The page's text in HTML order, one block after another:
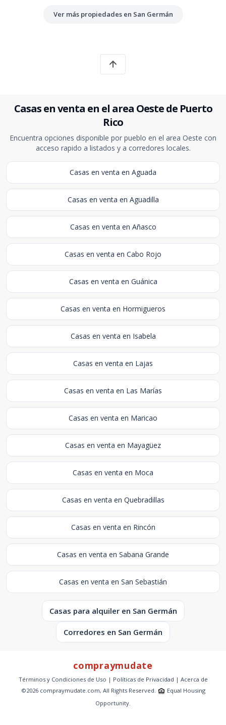
Ver más propiedades en San Germán
Casas en venta en el area Oeste de Puerto
Rico
Encuentra opciones disponible por pueblo en el area Oeste con
acceso rapido a listados y a corredores locales.
Casas en venta en Aguada
Casas en venta en Aguadilla
Casas en venta en Añasco
Casas en venta en Cabo Rojo
Casas en venta en Guánica
Casas en venta en Hormigueros
Casas en venta en Isabela
Casas en venta en Lajas
Casas en venta en Las Marías
Casas en venta en Maricao
Casas en venta en Mayagüez
Casas en venta en Moca
Casas en venta en Quebradillas
Casas en venta en Rincón
Casas en venta en Sabana Grande
Casas en venta en San Sebastián
Casas para alquiler en San Germán
Corredores en San Germán
compraymudate
Términos y Condiciones de Uso | Políticas de Privacidad | Acerca de
©2026 compraymudate.com, All Rights Reserved.
Equal Housing
Opportunity.